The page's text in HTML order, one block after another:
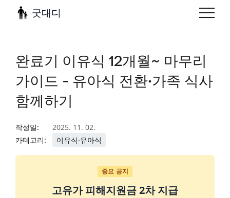
굿대디
완료기 이유식 12개월~ 마무리
가이드 - 유아식 전환·가족 식사
함께하기
작성일:
2025. 11. 02.
카테고리:
이유식·유아식
중요 공지
고유가 피해지원금 2차 지급